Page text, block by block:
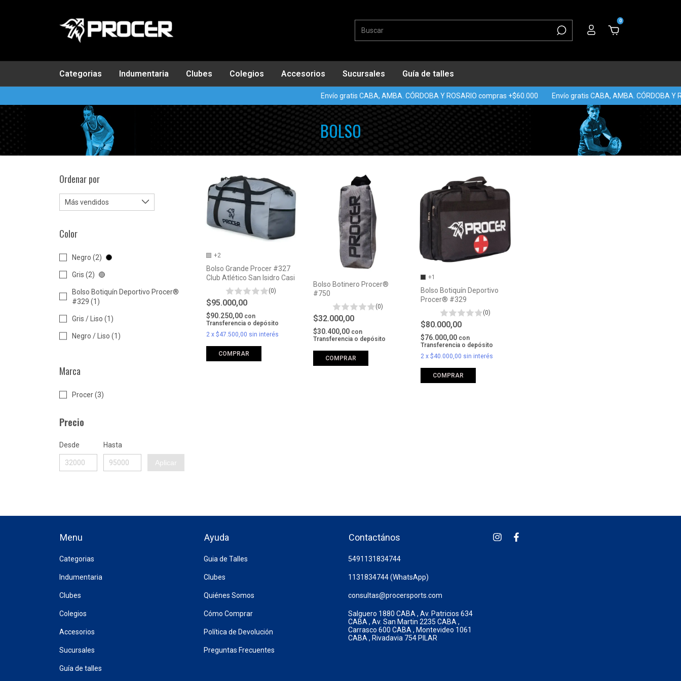
0
Categorias Indumentaria Clubes Colegios Accesorios Sucursales Guía de talles
Envío gratis CABA, AMBA. CÓRDOBA Y ROSARIO compras +$60.000 Envío gratis CABA, AMBA. CÓRDOBA Y
BOLSO
Ordenar por
Color
Negro (2)
Gris (2)
Bolso Botiquín Deportivo Procer®
#329 (1)
Gris / Liso (1)
Negro / Liso (1)
Marca
Procer (3)
Precio
Desde Hasta
Aplicar
+2
Bolso Grande Procer #327
Club Atlético San Isidro Casi
(0)
$95.000,00
$90.250,00 con
Transferencia o depósito
2 x $47.500,00 sin interés
COMPRAR
Bolso Botinero Procer®
#750
(0)
$32.000,00
$30.400,00 con
Transferencia o depósito
COMPRAR
+1
Bolso Botiquín Deportivo
Procer® #329
(0)
$80.000,00
$76.000,00 con
Transferencia o depósito
2 x $40.000,00 sin interés
COMPRAR
Menu
Categorias
Indumentaria
Clubes
Colegios
Accesorios
Sucursales
Guía de talles
Ayuda
Guia de Talles
Clubes
Quiénes Somos
Cómo Comprar
Política de Devolución
Preguntas Frecuentes
Contactános
5491131834744
1131834744 (WhatsApp)
consultas@procersports.com
Salguero 1880 CABA , Av. Patricios 634
CABA , Av. San Martin 2235 CABA ,
Carrasco 600 CABA , Montevideo 1061
CABA , Rivadavia 754 PILAR